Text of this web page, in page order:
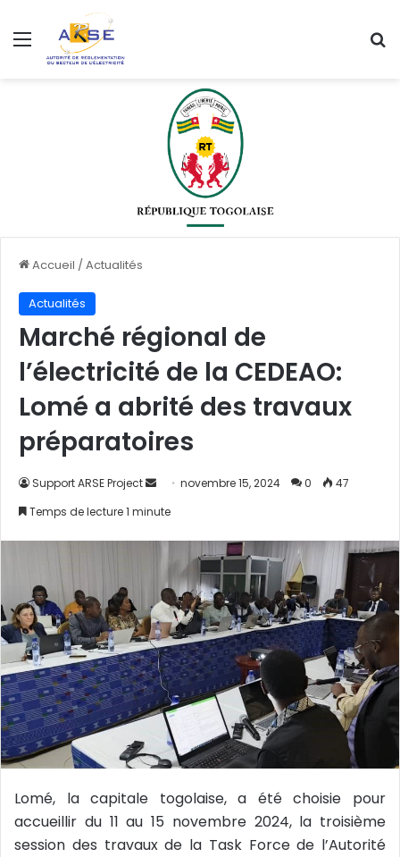
Menu
Accueil /Actualités
Actualités
Marché régional de
l’électricité de la CEDEAO:
Lomé a abrité des travaux
préparatoires
Support ARSE Project
n
e
u
n
c
o
u
r
e
l
novembre 15, 2024 0
47
Temps de lecture 1 minute
Lomé, la capitale togolaise, a été choisie pour
accueillir du 11 au 15 novembre 2024, la troisième
session des travaux de la Task Force de l’Autorité